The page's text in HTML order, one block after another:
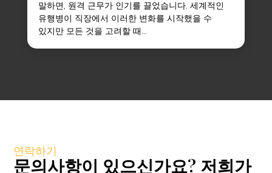
말하면, 원격 근무가 인기를 끌었습니다. 세계적인
유행병이 직장에서 이러한 변화를 시작했을 수
있지만 모든 것을 고려할 때...
연락하기
문의사항이 있으신가요? 저희가